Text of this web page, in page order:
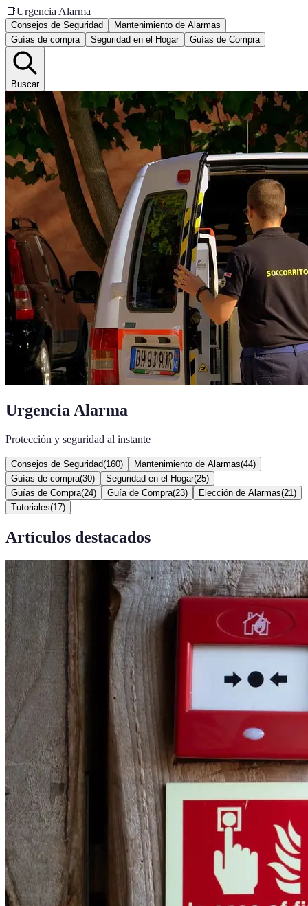
📑Urgencia Alarma
Consejos de Seguridad
Mantenimiento de Alarmas
Guías de compra
Seguridad en el Hogar Guías de Compra
Buscar
Urgencia Alarma
Protección y seguridad al instante
Consejos de Seguridad(160) Mantenimiento de Alarmas(44)
Guías de compra(30) Seguridad en el Hogar(25)
Guías de Compra(24) Guía de Compra(23) Elección de Alarmas(21 )
Tutoriales(17)
Artículos destacados